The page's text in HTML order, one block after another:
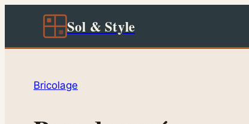
Sol & Style
Bricolage